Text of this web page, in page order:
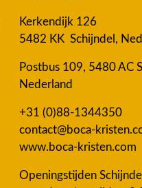
Kerkendijk 126
5482 KK Schijndel,
Postbus 109, 5480 AC
Nederland
+31 (0)88-1344350
contact@boca-
www.boca-kristen.com
Openingstijden